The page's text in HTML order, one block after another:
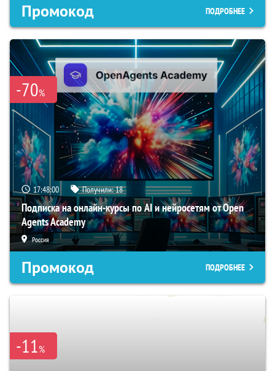
Промокод ПОДРОБНЕЕ
-70%
17:47:59 Получили:18
Подписка на онлайн-курсы по AI и нейросетям от Open
Agents Academy
Россия
Промокод ПОДРОБНЕЕ
-11%